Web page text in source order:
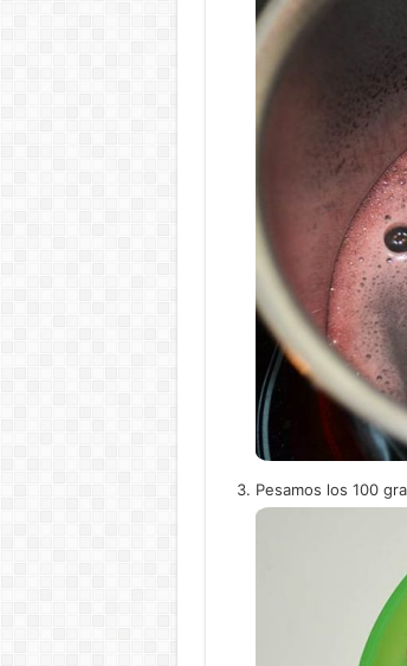
Pesamos los 100